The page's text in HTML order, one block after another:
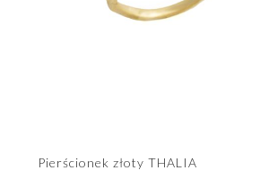
Pierścionek złoty THALIA